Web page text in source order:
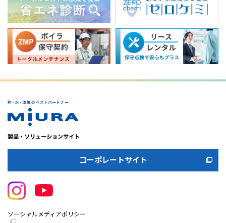
コーポレートサイト
ソーシャルメディアポリシー